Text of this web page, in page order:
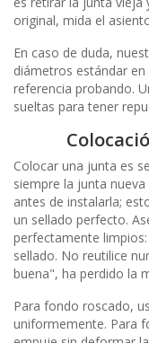
original, mida el
En caso de duda,
diámetros estándar
referencia probando.
sueltas para tener
Colocar una junta es
siempre la junta
antes de instalarla;
un sellado perfecto.
perfectamente
sellado. No reutilice
buena", ha perdido la
Para fondo roscado,
uniformemente. Para